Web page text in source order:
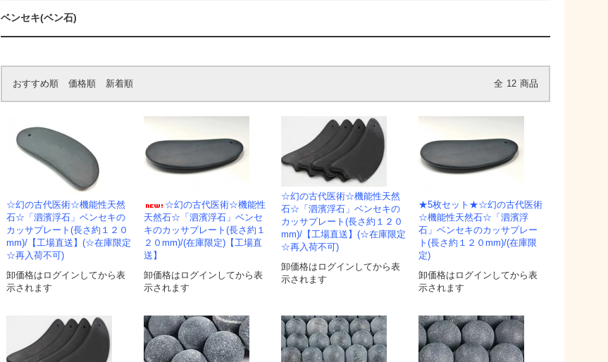
ベンセキ(ベン石)
おすすめ順 価格順 新着順 全 12 商品
☆幻の古代医術☆機能性天然
石☆「泗濱浮石」ベンセキの
カッサプレート(長さ約１２０
mm)/【工場直送】(☆在庫限定
☆再入荷不可)
卸価格はログインしてから表
示されます
☆幻の古代医術☆機能性
天然石☆「泗濱浮石」ベンセ
キのカッサプレート(長さ約１
２０mm)/(在庫限定)【工場直
送】
卸価格はログインしてから表
示されます
☆幻の古代医術☆機能性天然
石☆「泗濱浮石」ベンセキの
カッサプレート(長さ約１２０
mm)/【工場直送】(☆在庫限定
☆再入荷不可)
卸価格はログインしてから表
示されます
★5枚セット★☆幻の古代医術
☆機能性天然石☆「泗濱浮
石」ベンセキのカッサプレー
ト(長さ約１２０mm)/(在庫限
定)
卸価格はログインしてから表
示されます